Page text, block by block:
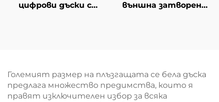
цифрови дъски с
външна затворена
табла с врата с
ключ, монтирани на
стена с алуминиева
Големият размер на плъзгащата се бела дъска
предлага множество предимства, които я
правят изключителен избор за всяка